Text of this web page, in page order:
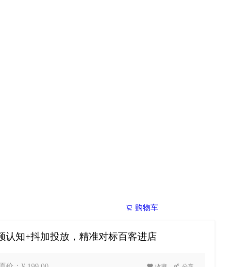
 购物车
认知+抖加投放，精准对标百客进店